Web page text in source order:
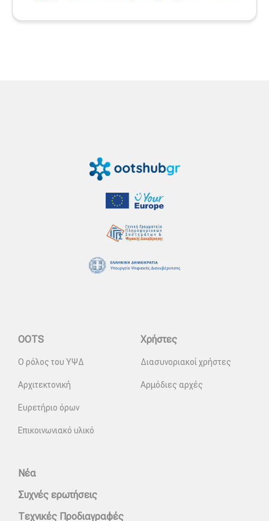
OOTS
Ο ρόλος του ΥΨΔ
Αρχιτεκτονική
Ευρετήριο όρων
Επικοινωνιακό υλικό
Χρήστες
Διασυνοριακοί χρήστες
Αρμόδιες αρχές
Νέα
Συχνές ερωτήσεις
Τεχνικές Προδιαγραφές